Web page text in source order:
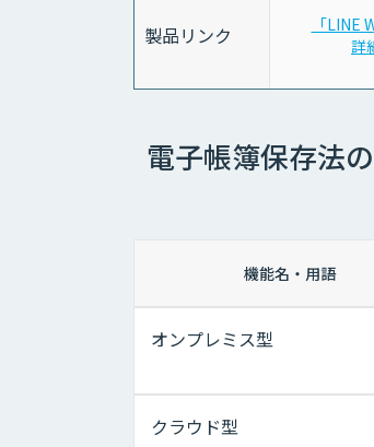
製品リンク
「LINE
詳
電子帳簿保存法
機能名・用語
オンプレミス型
クラウド型